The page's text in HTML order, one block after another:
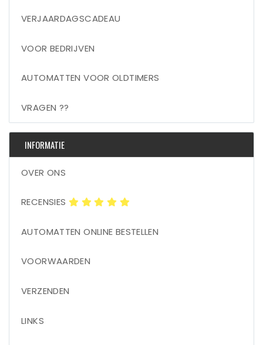
VERJAARDAGSCADEAU
VOOR BEDRIJVEN
AUTOMATTEN VOOR OLDTIMERS
VRAGEN ??
INFORMATIE
OVER ONS
RECENSIES
AUTOMATTEN ONLINE BESTELLEN
VOORWAARDEN
VERZENDEN
LINKS